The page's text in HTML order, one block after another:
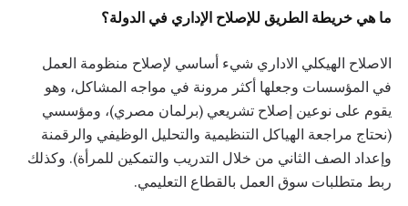
ما هي خريطة الطريق للإصلاح الإداري في الدولة؟
الاصلاح الهيكلي الاداري شيء أساسي لإصلاح منظومة العمل
في المؤسسات وجعلها أكثر مرونة في مواجه المشاكل، وهو
يقوم على نوعين إصلاح تشريعي (برلمان مصري)، ومؤسسي
(نحتاج مراجعة الهياكل التنظيمية والتحليل الوظيفي والرقمنة
وإعداد الصف الثاني من خلال التدريب والتمكين للمرأة). وكذلك
ربط متطلبات سوق العمل بالقطاع التعليمي.